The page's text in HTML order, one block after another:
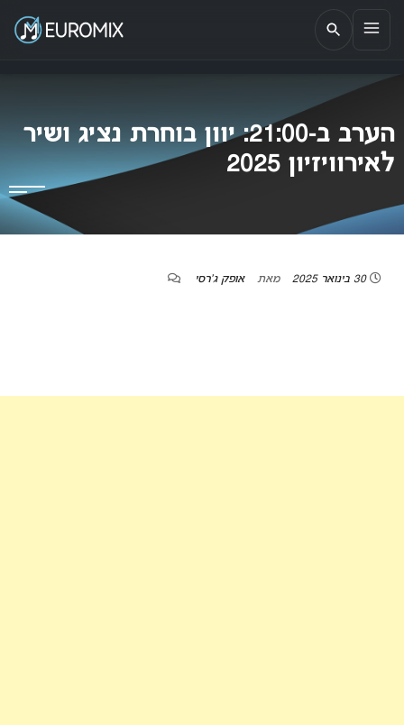
EUROMIX
אתר הבית של האירוויזיון בישראל
הערב ב-21:00: יוון בוחרת נציג ושיר
לאירוויזיון 2025
30 בינואר 2025 מאת אופק ג'רסי